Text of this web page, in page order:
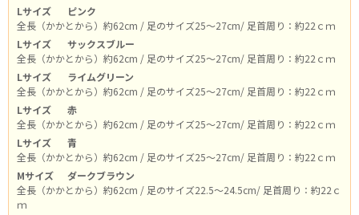
Lサイズ
ピンク
全長（かかとから）約62cm / 足のサイズ25～27cm/ 足首周り：約22ｃｍ
Lサイズ
サックスブルー
全長（かかとから）約62cm / 足のサイズ25～27cm/ 足首周り：約22ｃｍ
Lサイズ
ライムグリーン
全長（かかとから）約62cm / 足のサイズ25～27cm/ 足首周り：約22ｃｍ
Lサイズ
赤
全長（かかとから）約62cm / 足のサイズ25～27cm/ 足首周り：約22ｃｍ
Lサイズ
青
全長（かかとから）約62cm / 足のサイズ25～27cm/ 足首周り：約22ｃｍ
Mサイズ
ダークブラウン
全長（かかとから）約62cm / 足のサイズ22.5～24.5cm/ 足首周り：約22ｃ
ｍ